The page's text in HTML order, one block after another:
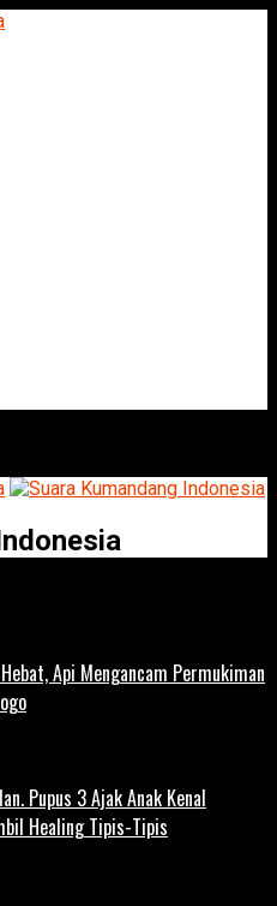
Api Mengancam Permukiman
Pupus 3 Ajak Anak Kenal
Healing Tipis-Tipis